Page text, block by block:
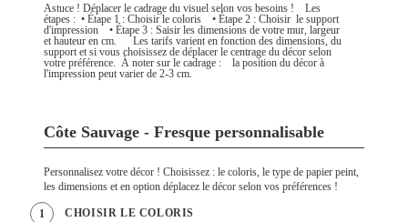
Astuce ! Déplacer le cadrage du visuel selon vos besoins ! Les
étapes : • Étape 1 : Choisir le coloris • Étape 2 : Choisir le support
d'impression • Étape 3 : Saisir les dimensions de votre mur, largeur
et hauteur en cm. Les tarifs varient en fonction des dimensions, du
support et si vous choisissez de déplacer le centrage du décor selon
votre préférence. À noter sur le cadrage : la position du décor à
l'impression peut varier de 2-3 cm.
Côte Sauvage - Fresque personnalisable
Personnalisez votre décor ! Choisissez : le coloris, le type de papier peint,
les dimensions et en option déplacez le décor selon vos préférences !
1 CHOISIR LE COLORIS